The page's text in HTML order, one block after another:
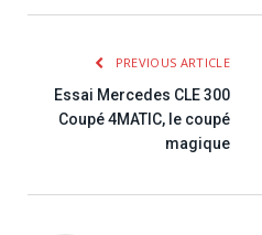
PREVIOUS ARTICLE
Essai Mercedes CLE 300
Coupé 4MATIC, le coupé
magique